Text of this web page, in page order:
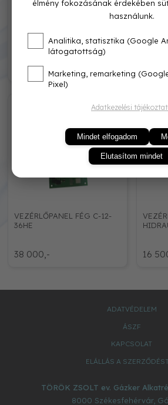
47 000,-
VEZÉRLŐPANEL
42
36H
DSP49G2004B
38 000,-
VEZÉRLŐPANEL FÉG C-12-
36HE
16
ADATVÉDELEM
ÁSZF
KAPCSOLAT
ELÁLLÁS A
TÖRÖK ZSOLT ev. Gázker
8000 Székesfehérvár,
élmény fokozásának érdekében
használunk.
Analitika, statisztika (Google
látogatottság)
Marketing, remarketing
Pixel)
Adatkezelési
Mindet elfogadom
Elutasítom mindet